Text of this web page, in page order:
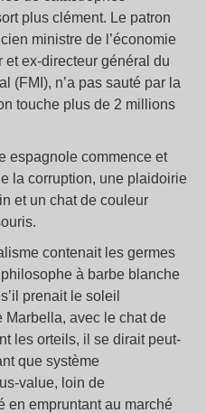
plus clément. Le patron
ministre de l’économie
ex-directeur général du
(FMI), n’a pas sauté par la
touche plus de 2 millions
espagnole commence et
la corruption, une plaidoirie
et un chat de couleur
contenait les germes
à barbe blanche
prenait le soleil
Marbella, avec le chat de
les orteils, il se dirait peut-
que système
value, loin de
en empruntant au marché